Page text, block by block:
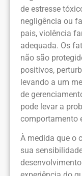
de estresse
negligência ou
pais, violência
adequada. Os
não são
positivos,
levando a um
de
pode levar a
comportamento
À medida que o
sua